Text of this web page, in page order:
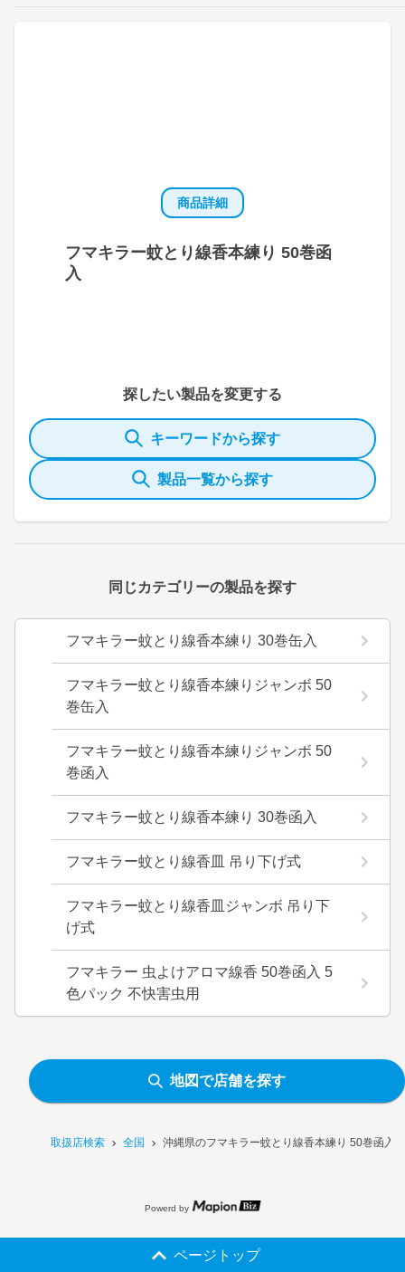
取扱店検索 全国 沖縄県のフマキラー蚊とり線香本練り 50巻函入
商品詳細
フマキラー蚊とり線香本練り 50巻函
入
探したい製品を変更する
キーワードから探す
製品一覧から探す
同じカテゴリーの製品を探す
フマキラー蚊とり線香本練り 30巻缶入
フマキラー蚊とり線香本練りジャンボ 50
巻缶入
フマキラー蚊とり線香本練りジャンボ 50
巻函入
フマキラー蚊とり線香本練り 30巻函入
フマキラー蚊とり線香皿 吊り下げ式
フマキラー蚊とり線香皿ジャンボ 吊り下
げ式
フマキラー 虫よけアロマ線香 50巻函入 5
色パック 不快害虫用
地図で店舗を探す
Powerd by
ページトップ